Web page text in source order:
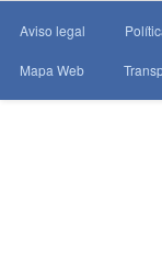
Aviso legal
Mapa Web